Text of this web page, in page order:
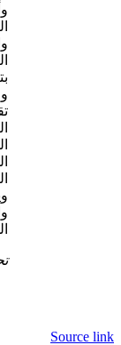
Source link